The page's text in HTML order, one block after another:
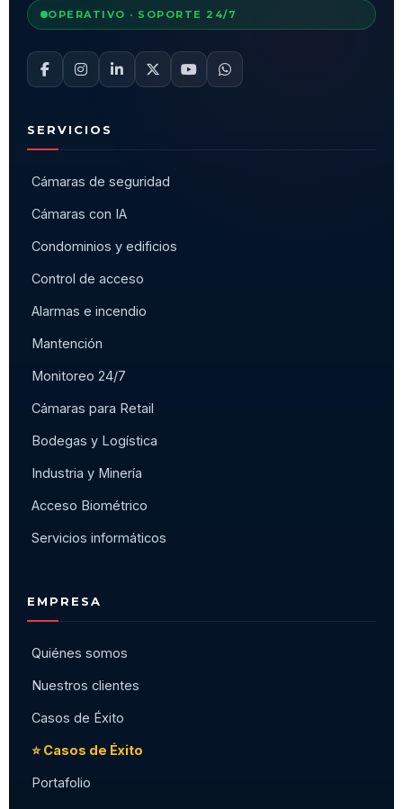
OPERATIVO · SOPORTE 24/7
SERVICIOS
Cámaras de seguridad
Cámaras con IA
Condominios y edificios
Control de acceso
Alarmas e incendio
Mantención
Monitoreo 24/7
Cámaras para Retail
Bodegas y Logística
Industria y Minería
Acceso Biométrico
Servicios informáticos
EMPRESA
Quiénes somos
Nuestros clientes
Casos de Éxito
⭐ Casos de Éxito
Portafolio